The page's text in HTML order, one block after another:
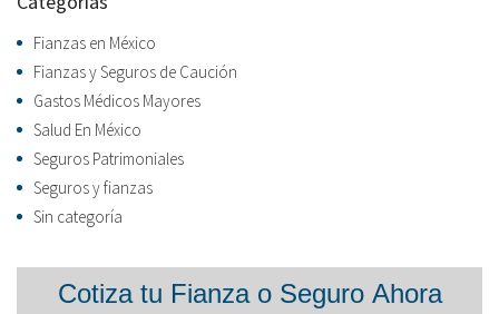
Fianzas en México
Fianzas y Seguros de Caución
Gastos Médicos Mayores
Salud En México
Seguros Patrimoniales
Seguros y fianzas
Sin categoría
Formulario
Cotiza tu Fianza o Seguro Ahora